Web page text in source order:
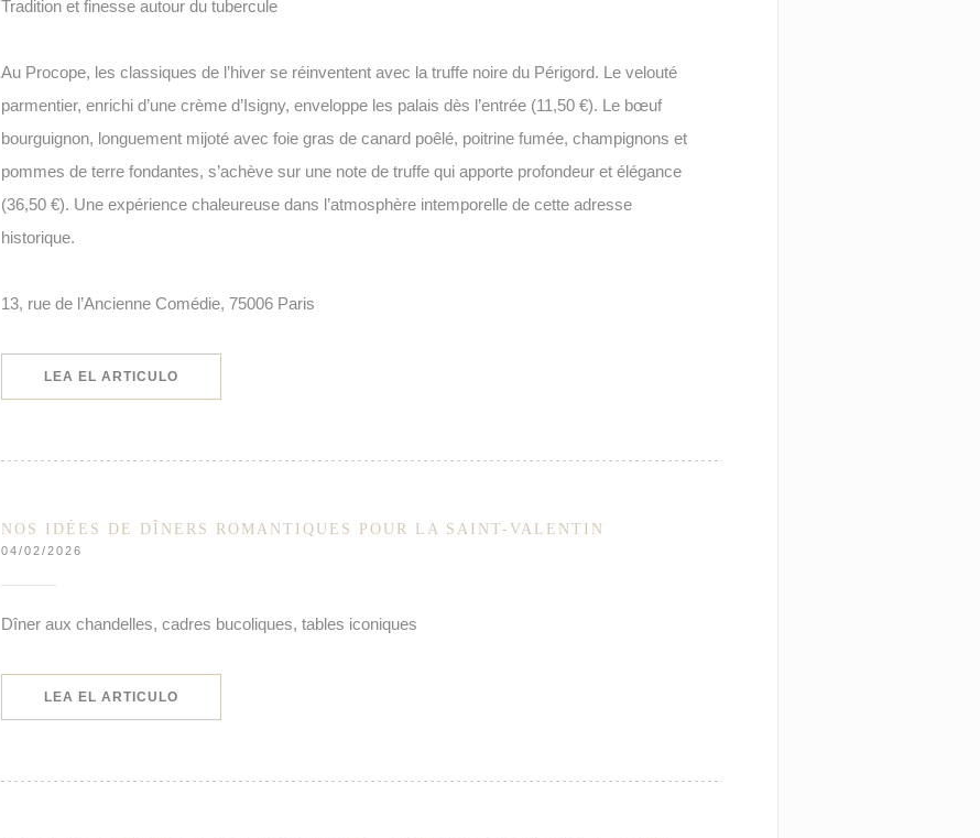
Tradition et finesse autour du tubercule
Au Procope, les classiques de l’hiver se réinventent avec la truffe noire du Périgord. Le velouté
parmentier, enrichi d’une crème d’Isigny, enveloppe les palais dès l’entrée (11,50 €). Le bœuf
bourguignon, longuement mijoté avec foie gras de canard poêlé, poitrine fumée, champignons et
pommes de terre fondantes, s’achève sur une note de truffe qui apporte profondeur et élégance
(36,50 €). Une expérience chaleureuse dans l’atmosphère intemporelle de cette adresse
historique.
13, rue de l’Ancienne Comédie, 75006 Paris
LEA EL ARTICULO((ABRE EN UNA NUEVA VENTANA))
NOS IDÉES DE DÎNERS ROMANTIQUES POUR LA SAINT-VALENTIN
04/02/2026
Dîner aux chandelles, cadres bucoliques, tables iconiques
LEA EL ARTICULO((ABRE EN UNA NUEVA VENTANA))